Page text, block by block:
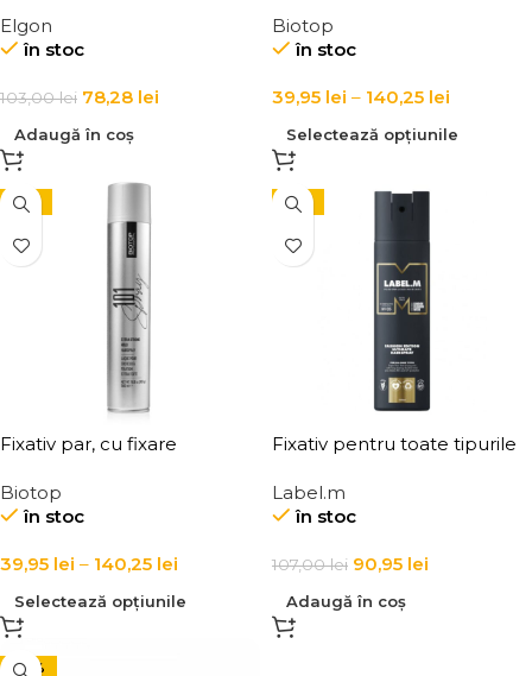
Finishing Spray Flex Hold
350 ml
Elgon
în stoc
103,00lei 78,28 lei
Adaugă în coș
Hairspray
Biotop
în stoc
39,95 lei – 140,25 lei
Selectează opțiunile
-15%
Fixativ par, cu fixare
Strong Hold Hairspray
Biotop
în stoc
39,95 lei – 140,25 lei
Selectează opțiunile
-15%
Fixativ pentru toate tipurile
Edition Ultimate Hairspray
Label.m
în stoc
107,00lei 90,95 lei
Adaugă în coș
-24%